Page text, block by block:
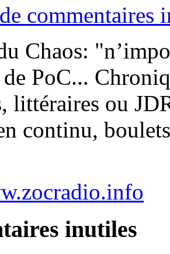
commentaires
Chaos:
PoC...
littéraires ou
continu,
inutiles